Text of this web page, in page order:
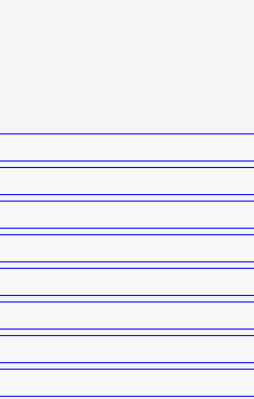
a
g
e
a
g
e
a
g
e
a
g
e